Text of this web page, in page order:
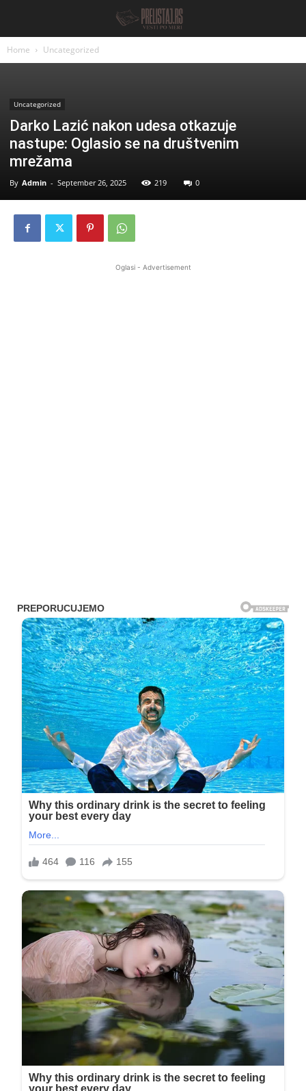
Home Uncategorized
Uncategorized
Darko Lazić nakon udesa otkazuje
nastupe: Oglasio se na društvenim
mrežama
By Admin - September 26, 2025 219 0
Oglasi - Advertisement